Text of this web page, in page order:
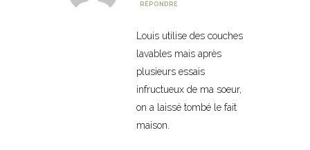
RÉPONDRE
Louis utilise des couches
lavables mais après
plusieurs essais
infructueux de ma soeur,
on a laissé tombé le fait
maison.